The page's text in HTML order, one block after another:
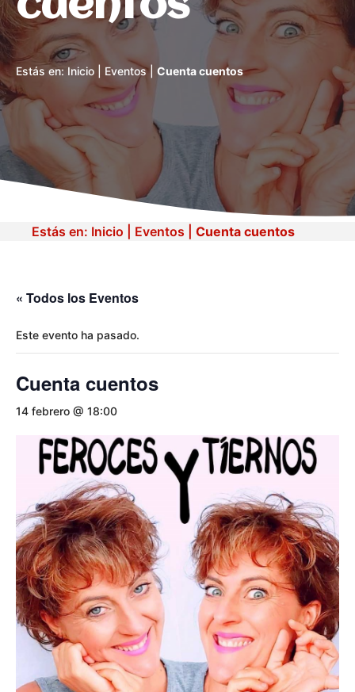
Estás en: Inicio Eventos| Cuenta cuentos
Estás en: Inicio Eventos Cuenta cuentos
« Todos los Eventos
Este evento ha pasado.
Cuenta cuentos
14 febrero @ 18:00